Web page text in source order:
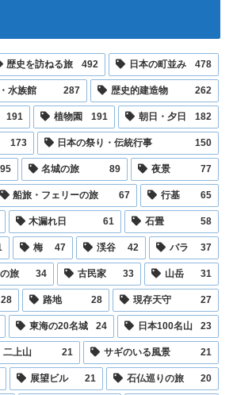
歴史を訪ねる旅 492 日本の町並み 478
水族館 287 歴史的建造物 262
191 植物園 191 朝日・夕日 182
173 日本の祭り・伝統行事 150
95 名城の旅 89 夜景 77
船旅・フェリーの旅 67 行基 65
木漏れ日 61 石畳 58
梅 47 渓谷 42 バラ 37
旅 34 古民家 33 山岳 31
28 路地 28 現存天守 27
東海の20名城 24 日本100名山 23
二上山 21 サギのいる風景 21
展望ビル 21 石仏巡りの旅 20